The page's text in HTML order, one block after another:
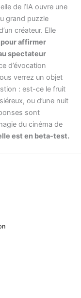
de l’IA ouvre une
grand puzzle
créateur. Elle
affirmer
spectateur
d’évocation
verrez un objet
: est-ce le fruit
ou d’une nuit
sont
du cinéma de
est en beta-test.